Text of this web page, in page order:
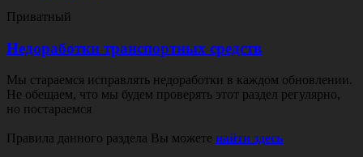
Приватный
Недоработки транспортных средств
Мы стараемся исправлять недоработки в каждом обновлении.
Не обещаем, что мы будем проверять этот раздел регулярно,
но постараемся
Правила данного раздела Вы можете найти здесь